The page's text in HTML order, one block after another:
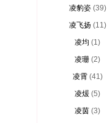
凌豹姿 (39)
凌飞扬 (11)
凌均 (1)
凌珊 (2)
凌霄 (41)
凌煖 (5)
凌茵 (3)